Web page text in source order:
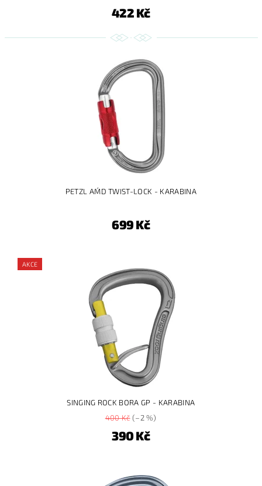
422 Kč
PETZL AM´D TWIST-LOCK - KARABINA
699 Kč
AKCE
SINGING ROCK BORA GP - KARABINA
400 Kč(–2 %)
390 Kč